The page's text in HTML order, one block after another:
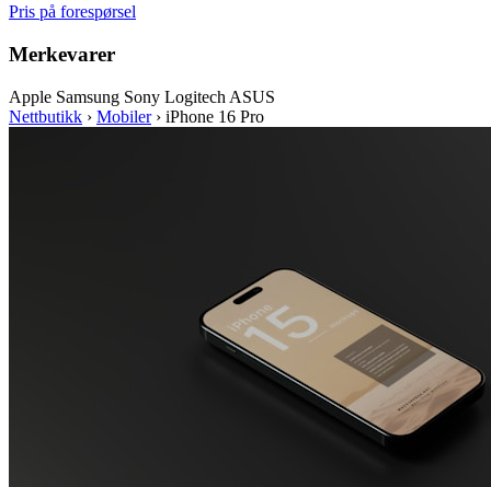
Pris på forespørsel
Merkevarer
Apple Samsung Sony Logitech ASUS
Nettbutikk › Mobiler › iPhone 16 Pro